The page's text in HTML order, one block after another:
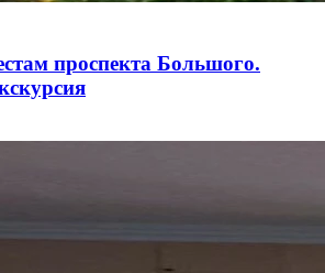
проспекта Большого.